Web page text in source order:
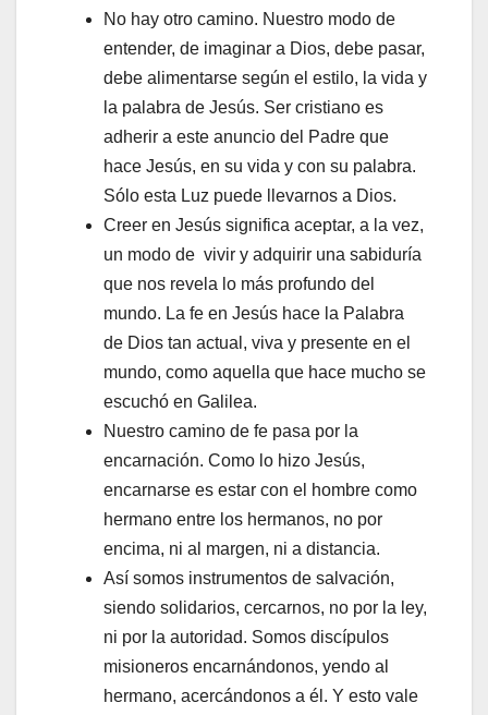
No hay otro camino. Nuestro modo de
entender, de imaginar a Dios, debe pasar,
debe alimentarse según el estilo, la vida y
la palabra de Jesús. Ser cristiano es
adherir a este anuncio del Padre que
hace Jesús, en su vida y con su palabra.
Sólo esta Luz puede llevarnos a Dios.
Creer en Jesús significa aceptar, a la vez,
un modo de vivir y adquirir una sabiduría
que nos revela lo más profundo del
mundo. La fe en Jesús hace la Palabra
de Dios tan actual, viva y presente en el
mundo, como aquella que hace mucho se
escuchó en Galilea.
Nuestro camino de fe pasa por la
encarnación. Como lo hizo Jesús,
encarnarse es estar con el hombre como
hermano entre los hermanos, no por
encima, ni al margen, ni a distancia.
Así somos instrumentos de salvación,
siendo solidarios, cercarnos, no por la ley,
ni por la autoridad. Somos discípulos
misioneros encarnándonos, yendo al
hermano, acercándonos a él. Y esto vale